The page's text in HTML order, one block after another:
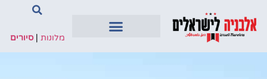
מלונות |סיורים